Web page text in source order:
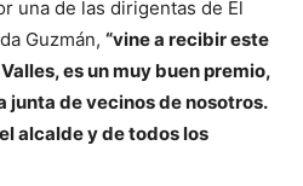
una de las dirigentas de El
Guzmán, “vine a recibir este
es un muy buen premio,
junta de vecinos de nosotros.
alcalde y de todos los